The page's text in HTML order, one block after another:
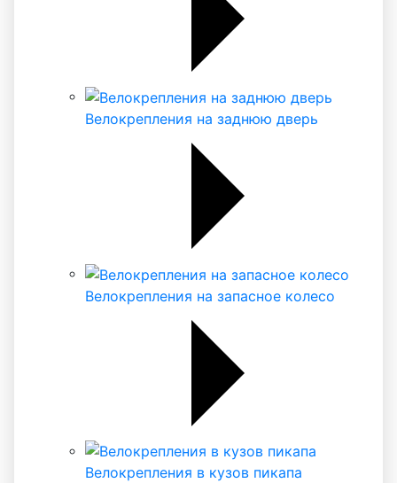
Велокрепления на заднюю дверь
Велокрепления на запасное колесо
Велокрепления в кузов пикапа